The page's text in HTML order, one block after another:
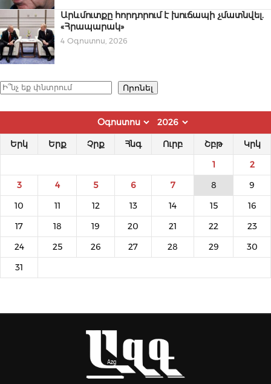
Արևմուտքը հորդորում է խուճապի չմատնվել.
«Հրապարակ»
4 Օգոստոս, 2026
Որոնել Որոնել
Երկ Երք Չրք Հնգ Ուրբ Շբթ Կրկ
1 2
3 4 5 6 7 8 9
10 11 12 13 14 15 16
17 18 19 20 21 22 23
24 25 26 27 28 29 30
31